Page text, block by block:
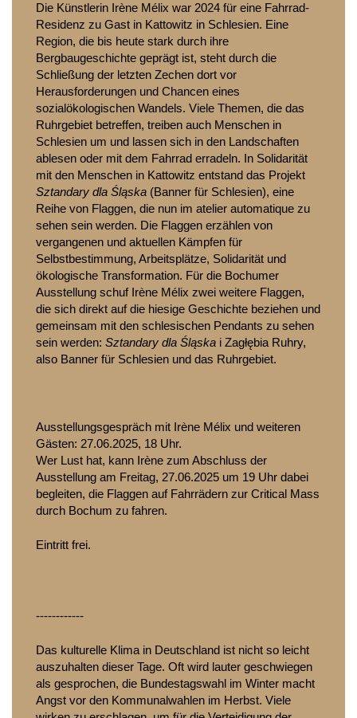
Die Künstlerin Irène Mélix war 2024 für eine Fahrrad-
Residenz zu Gast in Kattowitz in Schlesien. Eine
Region, die bis heute stark durch ihre
Bergbaugeschichte geprägt ist, steht durch die
Schließung der letzten Zechen dort vor
Herausforderungen und Chancen eines
sozialökologischen Wandels. Viele Themen, die das
Ruhrgebiet betreffen, treiben auch Menschen in
Schlesien um und lassen sich in den Landschaften
ablesen oder mit dem Fahrrad erradeln. In Solidarität
Sztandary dla Śląska (Banner für Schlesien), eine
Reihe von Flaggen, die nun im atelier automatique zu
sehen sein werden. Die Flaggen erzählen von
vergangenen und aktuellen Kämpfen für
Selbstbestimmung, Arbeitsplätze, Solidarität und
ökologische Transformation. Für die Bochumer
Ausstellung schuf Irène Mélix zwei weitere Flaggen,
die sich direkt auf die hiesige Geschichte beziehen und
gemeinsam mit den schlesischen Pendants zu sehen
sein werden: Sztandary dla Śląska i Zagłębia Ruhry,
also Banner für Schlesien und das Ruhrgebiet.
Ausstellungsgespräch mit Irène Mélix und weiteren
Gästen: 27.06.2025, 18 Uhr.
Wer Lust hat, kann Irène zum Abschluss der
Ausstellung am Freitag, 27.06.2025 um 19 Uhr dabei
begleiten, die Flaggen auf Fahrrädern zur Critical Mass
durch Bochum zu fahren.
Eintritt frei.
------------
Das kulturelle Klima in Deutschland ist nicht so leicht
auszuhalten dieser Tage. Oft wird lauter geschwiegen
als gesprochen, die Bundestagswahl im Winter macht
Angst vor den Kommunalwahlen im Herbst. Viele